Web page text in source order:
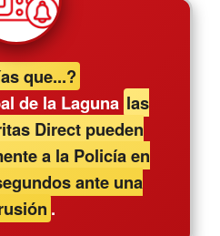
que...?
de la Laguna las
Direct pueden
a la Policía en
ante una
.